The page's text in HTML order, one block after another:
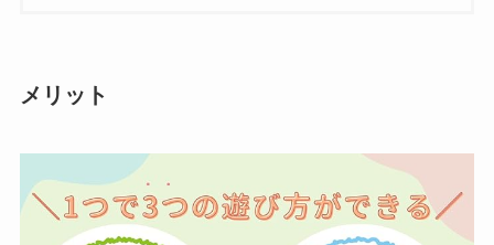
メリット